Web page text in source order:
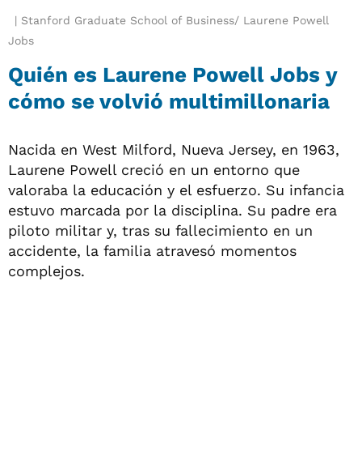
Stanford Graduate School of Business/ Laurene Powell
Jobs
Quién es Laurene Powell Jobs y
cómo se volvió multimillonaria
Nacida en West Milford, Nueva Jersey, en 1963,
Laurene Powell creció en un entorno que
valoraba la educación y el esfuerzo. Su infancia
estuvo marcada por la disciplina. Su padre era
piloto militar y, tras su fallecimiento en un
accidente, la familia atravesó momentos
complejos.